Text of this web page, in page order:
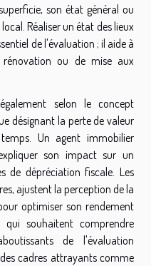
son état général ou
Réaliser un état des lieux
de l'évaluation ; il aide à
ou de mise aux
selon le concept
désignant la perte de valeur
Un agent immobilier
son impact sur un
de dépréciation fiscale. Les
ajustent la perception de la
optimiser son rendement
souhaitent comprendre
de l'évaluation
cadres attrayants comme